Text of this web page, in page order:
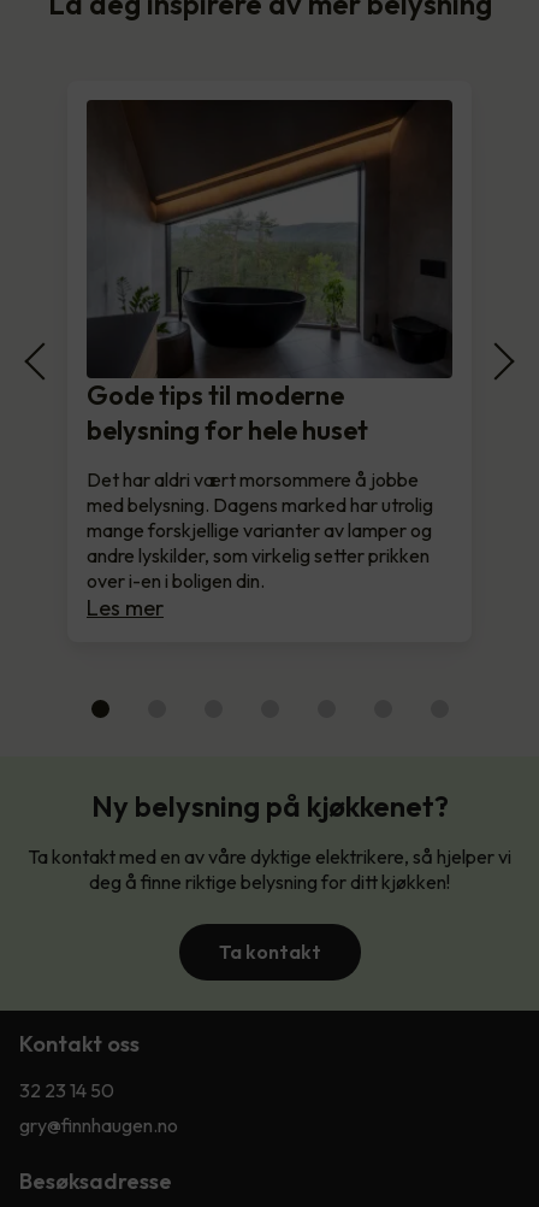
Gode tips til moderne
belysning for hele huset
Det har aldri vært morsommere å jobbe
med belysning. Dagens marked har utrolig
mange forskjellige varianter av lamper og
andre lyskilder, som virkelig setter prikken
over i-en i boligen din.
Les mer
Ny belysning på kjøkkenet?
Ta kontakt med en av våre dyktige elektrikere, så hjelper vi
deg å finne riktige belysning for ditt kjøkken!
Ta kontakt
Kontakt oss
32 23 14 50
gry@finnhaugen.no
Besøksadresse